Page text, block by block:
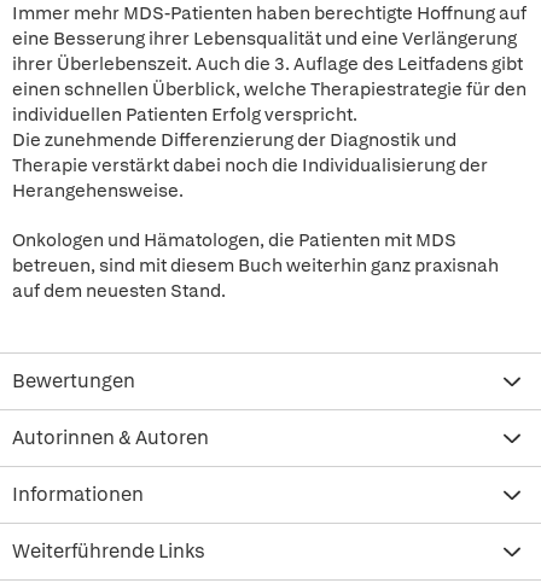
Immer mehr MDS-Patienten haben berechtigte Hoffnung auf
eine Besserung ihrer Lebensqualität und eine Verlängerung
ihrer Überlebenszeit. Auch die 3. Auflage des Leitfadens gibt
einen schnellen Überblick, welche Therapiestrategie für den
individuellen Patienten Erfolg verspricht.
Die zunehmende Differenzierung der Diagnostik und
Therapie verstärkt dabei noch die Individualisierung der
Herangehensweise.
Onkologen und Hämatologen, die Patienten mit MDS
betreuen, sind mit diesem Buch weiterhin ganz praxisnah
auf dem neuesten Stand.
Bewertungen
Autorinnen & Autoren
Informationen
Weiterführende Links